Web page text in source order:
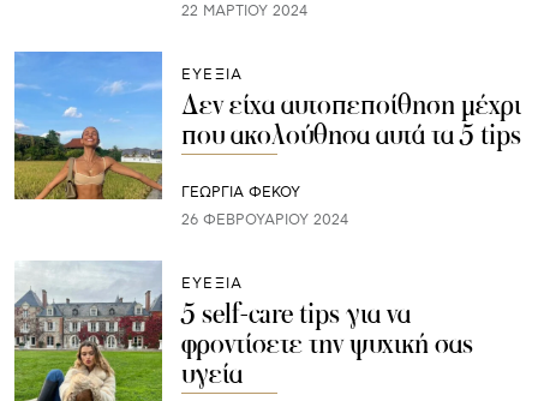
22 ΜΑΡΤΊΟΥ 2024
ΕΥΕΞΙΑ
Δεν είχα αυτοπεποίθηση μέχρι
που ακολούθησα αυτά τα 5 tips
ΓΕΩΡΓΙΑ ΦΕΚΟΥ
26 ΦΕΒΡΟΥΑΡΊΟΥ 2024
ΕΥΕΞΙΑ
5 self-care tips για να
φροντίσετε την ψυχική σας
υγεία